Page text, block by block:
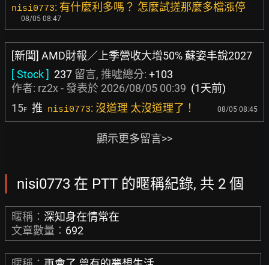
nisi0773: 有什麼利多嗎？ 怎麼試搓那麼多檔漲停
08/05 08:47
[新聞] AMD財報／上季營收大增50% 蘇姿丰說2027
[ Stock ] 237 留言, 推噓總分: +103
作者: rz2x - 發表於 2026/08/05 00:39 (1天前)
15F 推 nisi0773: 沒道理 太沒道理了！ 08/05 08:45
顯示更多留言>>
nisi0773 在 PTT 的暱稱紀錄, 共 2 個
暱稱： 深知身在情常在
文章數量： 692